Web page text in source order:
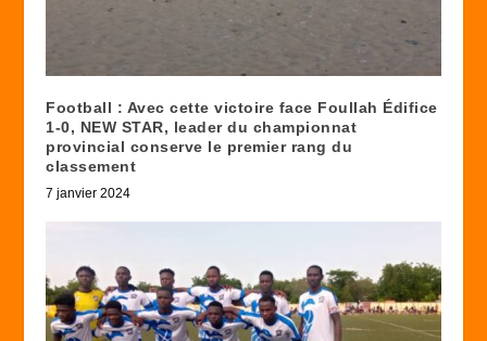
Football : Avec cette victoire face Foullah Édifice
1-0, NEW STAR, leader du championnat
provincial conserve le premier rang du
classement
7 janvier 2024